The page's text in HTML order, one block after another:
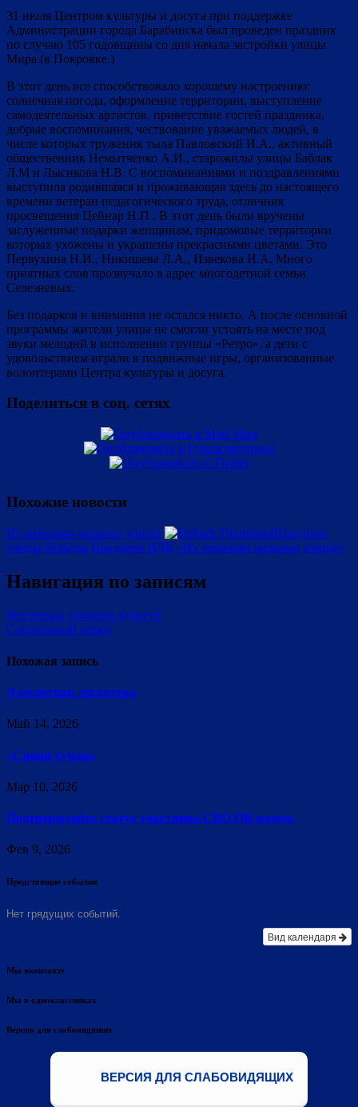
31 июля Центром культуры и досуга при поддержке
Администрации города Барабинска был проведен праздник
по случаю 105 годовщины со дня начала застройки улицы
Мира (в Покровке.)
В этот день все способствовало хорошему настроению:
солнечная погода, оформление территории, выступление
самодеятельных артистов, приветствие гостей праздника,
добрые воспоминания, чествование уважаемых людей, в
числе которых труженик тыла Павловский И.А., активный
общественник Немытченко А.И., старожилы улицы Баблак
Л.М и Лысикова Н.В. С воспоминаниями и поздравлениями
выступила родившаяся и проживающая здесь до настоящего
времени ветеран педагогического труда, отличник
просвещения Цейнар Н.П . В этот день были вручены
заслуженные подарки женщинам, придомовые территории
которых ухожены и украшены прекрасными цветами. Это
Первухина Н.И., Никишева Л.А., Извекова И.А. Много
приятных слов прозвучало в адрес многодетной семьи
Селезневых.
Без подарков и внимания не остался никто. А после основной
программы жители улицы не смогли устоять на месте под
звуки мелодий в исполнении группы «Ретро», а дети с
удовольствием играли в подвижные игры, организованные
волонтерами Центра культуры и досуга.
Поделиться в соц. сетях
Похожие новости
Их именами названы улицы
Праздник
улицы Победы Праздник ВДВ «Их именами названы улицы»
Навигация по записям
Фестиваль уличных культур
Социальный опрос
Похожая запись
Элегантная дискотека
Май 14, 2026
«Синий туман»
Мар 10, 2026
Подтверждайте статус участника СВО QR-кодом.
Фев 9, 2026
Предстоящие события
Нет грядущих событий.
Вид календаря
Мы вконтакте
Мы в одноклассниках
Версия для слабовидящих
ВЕРСИЯ ДЛЯ СЛАБОВИДЯЩИХ